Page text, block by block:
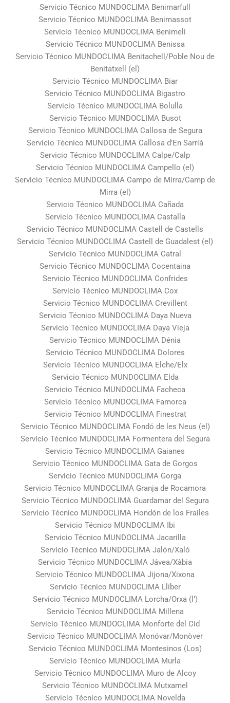
Servicio Técnico MUNDOCLIMA Benimarfull
Servicio Técnico MUNDOCLIMA Benimassot
Servicio Técnico MUNDOCLIMA Benimeli
Servicio Técnico MUNDOCLIMA Benissa
Servicio Técnico MUNDOCLIMA Benitachell/Poble Nou de
Benitatxell (el)
Servicio Técnico MUNDOCLIMA Biar
Servicio Técnico MUNDOCLIMA Bigastro
Servicio Técnico MUNDOCLIMA Bolulla
Servicio Técnico MUNDOCLIMA Busot
Servicio Técnico MUNDOCLIMA Callosa de Segura
Servicio Técnico MUNDOCLIMA Callosa d’En Sarrià
Servicio Técnico MUNDOCLIMA Calpe/Calp
Servicio Técnico MUNDOCLIMA Campello (el)
Servicio Técnico MUNDOCLIMA Campo de Mirra/Camp de
Mirra (el)
Servicio Técnico MUNDOCLIMA Cañada
Servicio Técnico MUNDOCLIMA Castalla
Servicio Técnico MUNDOCLIMA Castell de Castells
Servicio Técnico MUNDOCLIMA Castell de Guadalest (el)
Servicio Técnico MUNDOCLIMA Catral
Servicio Técnico MUNDOCLIMA Cocentaina
Servicio Técnico MUNDOCLIMA Confrides
Servicio Técnico MUNDOCLIMA Cox
Servicio Técnico MUNDOCLIMA Crevillent
Servicio Técnico MUNDOCLIMA Daya Nueva
Servicio Técnico MUNDOCLIMA Daya Vieja
Servicio Técnico MUNDOCLIMA Dénia
Servicio Técnico MUNDOCLIMA Dolores
Servicio Técnico MUNDOCLIMA Elche/Elx
Servicio Técnico MUNDOCLIMA Elda
Servicio Técnico MUNDOCLIMA Facheca
Servicio Técnico MUNDOCLIMA Famorca
Servicio Técnico MUNDOCLIMA Finestrat
Servicio Técnico MUNDOCLIMA Fondó de les Neus (el)
Servicio Técnico MUNDOCLIMA Formentera del Segura
Servicio Técnico MUNDOCLIMA Gaianes
Servicio Técnico MUNDOCLIMA Gata de Gorgos
Servicio Técnico MUNDOCLIMA Gorga
Servicio Técnico MUNDOCLIMA Granja de Rocamora
Servicio Técnico MUNDOCLIMA Guardamar del Segura
Servicio Técnico MUNDOCLIMA Hondón de los Frailes
Servicio Técnico MUNDOCLIMA Ibi
Servicio Técnico MUNDOCLIMA Jacarilla
Servicio Técnico MUNDOCLIMA Jalón/Xaló
Servicio Técnico MUNDOCLIMA Jávea/Xàbia
Servicio Técnico MUNDOCLIMA Jijona/Xixona
Servicio Técnico MUNDOCLIMA Llíber
Servicio Técnico MUNDOCLIMA Lorcha/Orxa (l’)
Servicio Técnico MUNDOCLIMA Millena
Servicio Técnico MUNDOCLIMA Monforte del Cid
Servicio Técnico MUNDOCLIMA Monóvar/Monòver
Servicio Técnico MUNDOCLIMA Montesinos (Los)
Servicio Técnico MUNDOCLIMA Murla
Servicio Técnico MUNDOCLIMA Muro de Alcoy
Servicio Técnico MUNDOCLIMA Mutxamel
Servicio Técnico MUNDOCLIMA Novelda